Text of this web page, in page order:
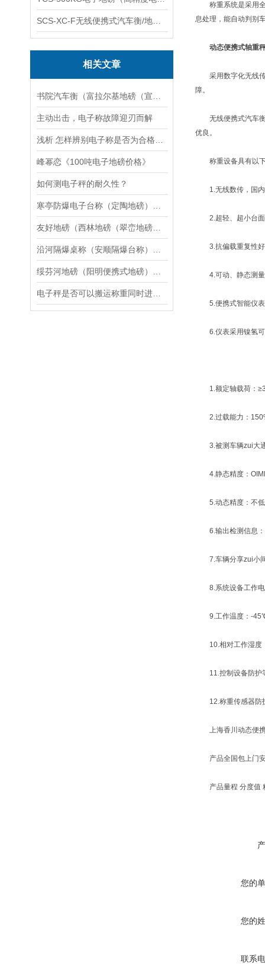
相关文章
主动出击，电子称故障迎刃而解
峰幂恋《100吨电子地磅价格》
如何测电子秤的耐久性？
称重系统是采用全
息处理，能自动判别
动态便携式轴重
采用数字化无线传
障。
无线便携式汽车衡
优良。
称重设备具有以下
1.无线数传，国
2.超轻、超小台面
3.抗偏载重复性好
4.可动、静态测量
5.便携式智能仪表
6.仪表采用镍氢可
1.额定轴载荷：
2.过载能力：
3.被测车辆zui大通
4.静态精度：
5.动态精度：不低
6.输出检测信息：
7.车辆分享zui小
8.系统设备工作电
9.工作温度：-
10.相对工作湿度
11.控制设备防护
12.称重传感器防
上海香川动态便携
产品全国包上门安
产品量程 分度值
您的
您的
联系